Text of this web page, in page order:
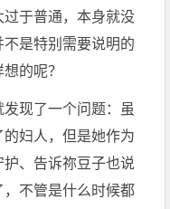
于普通，本身就没
是特别需要说明的
的呢？
现了一个问题：虽
妇人，但是她作为
、告诉祢豆子也说
不管是什么时候都